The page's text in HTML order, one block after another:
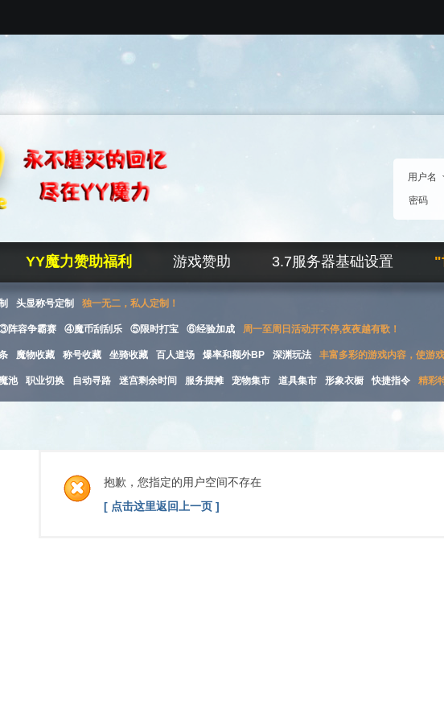
用户名
密码
YY魔力赞助福利 游戏赞助 3.7服务器基础设置 "
头显称号定制 独一无二，私人定制！
阵容争霸赛 ④魔币刮刮乐 ⑤限时打宝 ⑥经验加成 周一至周日活动开不停,夜夜越有歌！
魔物收藏 称号收藏 坐骑收藏 百人道场 爆率和额外BP 深渊玩法 丰富多彩的游戏内容，使游
池 职业切换 自动寻路 迷宫剩余时间 服务摆摊 宠物集市 道具集市 形象衣橱 快捷指令 精彩
抱歉，您指定的用户空间不存在
[ 点击这里返回上一页 ]